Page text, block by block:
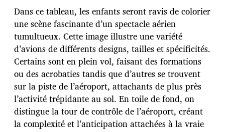
e
d
e
p
u
b
l
i
c
a
t
i
o
Dans ce tableau, les enfants seront ravis de colorier
une scène fascinante d’un spectacle aérien
tumultueux. Cette image illustre une variété
d’avions de différents designs, tailles et spécificités.
Certains sont en plein vol, faisant des formations
ou des acrobaties tandis que d’autres se trouvent
sur la piste de l’aéroport, attachants de plus près
l’activité trépidante au sol. En toile de fond, on
distingue la tour de contrôle de l’aéroport, créant
la complexité et l’anticipation attachées à la vraie